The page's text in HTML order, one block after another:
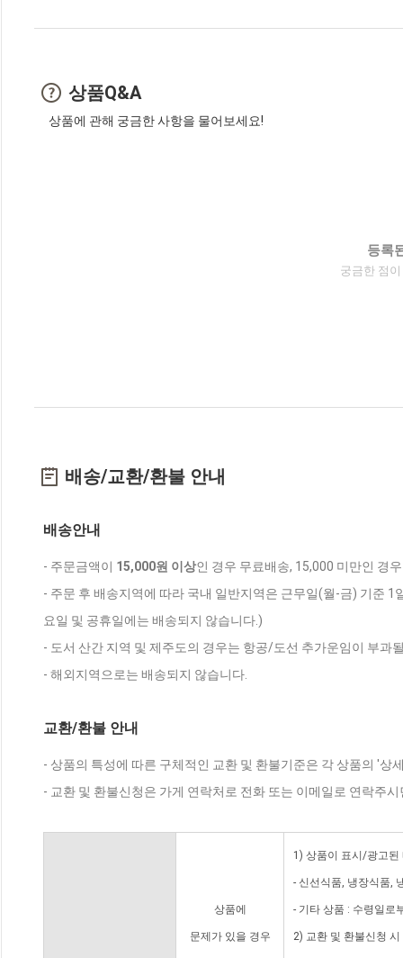
상품Q&A
상품에 관해 궁금한 사항을 물어보세요!
등록
궁금한 점
배송/교환/환불 안내
배송안내
- 주문금액이 15,000원 이상인 경우 무료배송, 15,000 미만인 경
- 주문 후 배송지역에 따라 국내 일반지역은 근무일(월-금) 기준
요일 및 공휴일에는 배송되지 않습니다.)
- 도서 산간 지역 및 제주도의 경우는 항공/도선 추가운임이 부과
- 해외지역으로는 배송되지 않습니다.
교환/환불 안내
- 상품의 특성에 따른 구체적인 교환 및 환불기준은 각 상품의 '상
- 교환 및 환불신청은 가게 연락처로 전화 또는 이메일로 연락주
상품에
문제가 있을 경우
1) 상품이 표시/광고된
- 신선식품, 냉장식품,
- 기타 상품 : 수령일로
2) 교환 및 환불신청